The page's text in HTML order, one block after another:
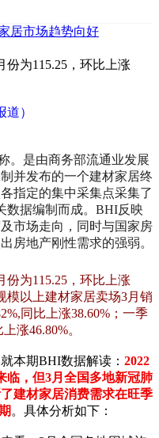
居市场趋势向好
为115.25，环比上涨
道）
。是由商务部流通业发展
并发布的一个建材家居终
指定的集中采集点采集了
数据编制而成。BHI反映
市场走向，同时与国家房
房地产刚性需求的强弱。
为115.25，环比上涨
模以上建材家居卖场3月销
同比上涨38.60%；一季
涨46.80%。
本期BHI数据解读： 2022
临，但3月全国多地新冠肺
建材家居消费需求在旺季
。 具体分析如下：